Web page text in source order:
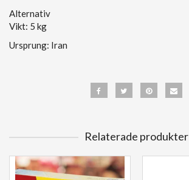
Alternativ
Vikt: 5 kg
Ursprung: Iran
Relaterade produkter